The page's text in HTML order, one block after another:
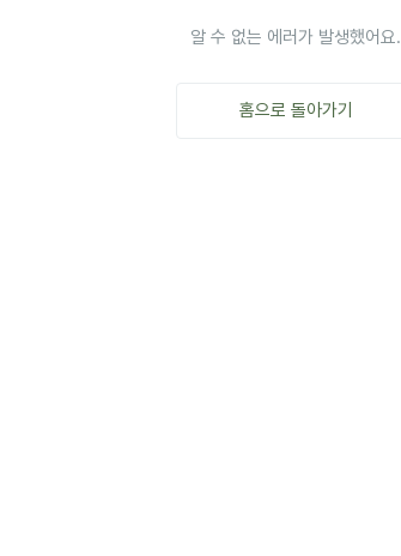
알 수 없는 에러가 발생했어요.
홈으로 돌아가기